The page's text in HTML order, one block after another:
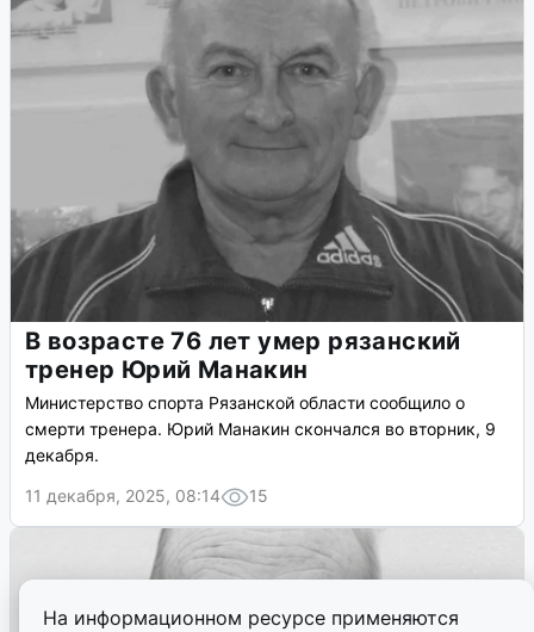
На информационном ресурсе применяются
В возрасте 76 лет умер рязанский
тренер Юрий Манакин
Министерство спорта Рязанской области сообщило о
смерти тренера. Юрий Манакин скончался во вторник, 9
декабря.
11 декабря, 2025, 08:14
15